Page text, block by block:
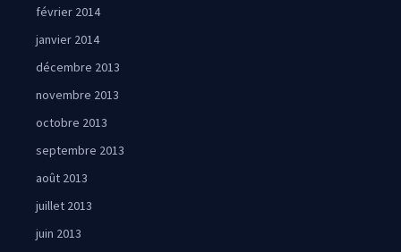
février 2014
janvier 2014
décembre 2013
novembre 2013
octobre 2013
septembre 2013
août 2013
juillet 2013
juin 2013